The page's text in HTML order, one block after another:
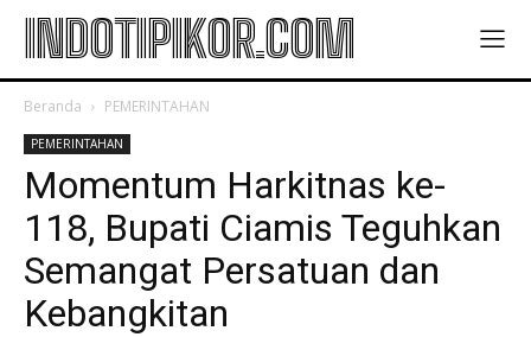
INDOTIPIKOR.COM
Beranda PEMERINTAHAN
PEMERINTAHAN
Momentum Harkitnas ke-
118, Bupati Ciamis Teguhkan
Semangat Persatuan dan
Kebangkitan